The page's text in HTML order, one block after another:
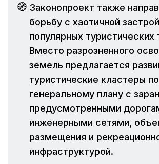
🧭 Законопроект также
борьбу с хаотичной
популярных туристических
Вместо разрозненного
земель предлагается
туристические кластеры
генеральному плану с
предусмотренными
инженерными сетями,
размещения и
инфраструктурой.